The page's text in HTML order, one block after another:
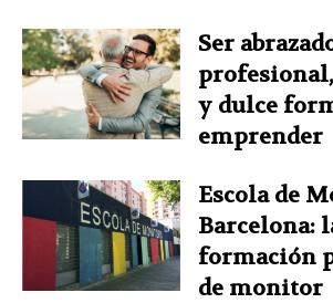
Ser
y dulce
emprender
Escola de
Barcelona:
formación
de monitor